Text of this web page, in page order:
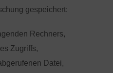
gespeichert:
Rechners,
Zugriffs,
Datei,